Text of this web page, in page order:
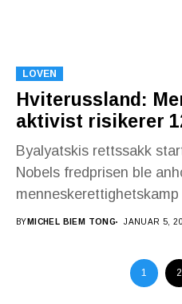
LOVEN
Hviterussland:
aktivist risikerer
Byalyatskis rettssakk
Nobels fredprisen ble
mener saksøkelser er for
BY MICHEL BIEM TONG JANUAR 5,
1 2